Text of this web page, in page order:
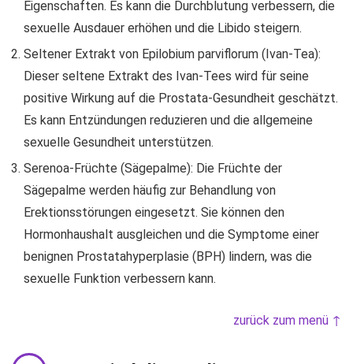
Eigenschaften. Es kann die Durchblutung verbessern, die
sexuelle Ausdauer erhöhen und die Libido steigern.
Seltener Extrakt von Epilobium parviflorum (Ivan-Tea):
Dieser seltene Extrakt des Ivan-Tees wird für seine
positive Wirkung auf die Prostata-Gesundheit geschätzt.
Es kann Entzündungen reduzieren und die allgemeine
sexuelle Gesundheit unterstützen.
Serenoa-Früchte (Sägepalme): Die Früchte der
Sägepalme werden häufig zur Behandlung von
Erektionsstörungen eingesetzt. Sie können den
Hormonhaushalt ausgleichen und die Symptome einer
benignen Prostatahyperplasie (BPH) lindern, was die
sexuelle Funktion verbessern kann.
zurück zum menü ↑